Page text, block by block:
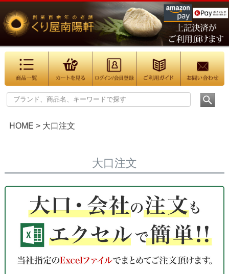
HOME 大口注文
大口注文